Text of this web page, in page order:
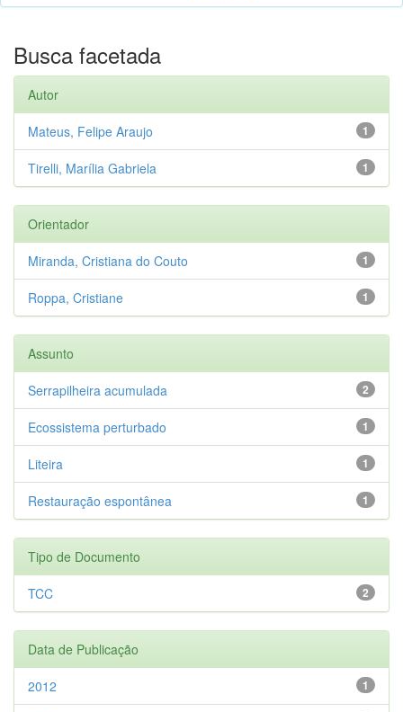
Busca facetada
Autor
1
Mateus, Felipe Araujo
1
Tirelli, Marília Gabriela
Orientador
1
Miranda, Cristiana do Couto
1
Roppa, Cristiane
Assunto
2
Serrapilheira acumulada
1
Ecossistema perturbado
1
Liteira
1
Restauração espontânea
Tipo de Documento
2
TCC
Data de Publicação
1
2012